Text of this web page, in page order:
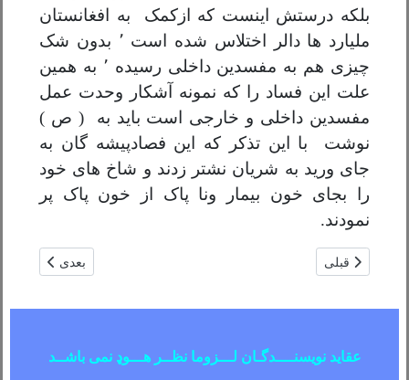
بلکه درستش اینست که ازکمک به افغانستان
ملیارد ها دالر اختلاس شده است ٬ بدون شک
چیزی هم به
مفسدین داخلی رسیده ٬ به همین
علت این فساد را که نمونه آشکار وحدت عمل
مفسدین داخلی و خارجی است باید به ( ص )
نوشت با این تذکر که این فصادپیشه گان به
جای ورید به شریان نشتر زدند و شاخ های خود
را بجای خون بیمار ونا پاک از خون پاک پر
نمودند.
مطلب قبلی: د ښاغلي ډاکټر ببرک ارغند د ادبي او فرهنګي هاندو هڅو
قبلی مطلب بعدی:
بعدی
عقاید نویسنــــدگـان لـــزوما نظــر هـــوډ نمی باشــد